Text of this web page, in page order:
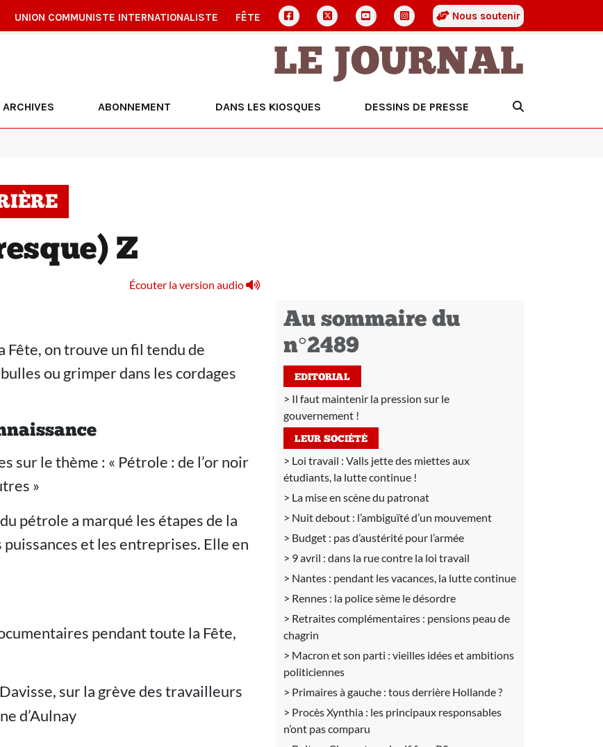
UNION COMMUNISTE INTERNATIONALISTE FÊTE Nous soutenir
LE JOURNAL
ARCHIVES ABONNEMENT DANS LES KIOSQUES DESSINS DE PRESSE
Z
Écouter la version audio
Fête, on trouve un fil tendu de
ou grimper dans les cordages
sur le thème : « Pétrole : de l’or noir
»
pétrole a marqué les étapes de la
et les entreprises. Elle en
pendant toute la Fête,
sur la grève des travailleurs
d’Aulnay
Au sommaire du
n°2489
EDITORIAL
Il faut maintenir la pression sur le
gouvernement !
LEUR SOCIÉTÉ
Loi travail : Valls jette des miettes aux
étudiants, la lutte continue !
La mise en scène du patronat
Nuit debout : l’ambiguïté d’un mouvement
Budget : pas d’austérité pour l’armée
9 avril : dans la rue contre la loi travail
Nantes : pendant les vacances, la lutte continue
Rennes : la police sème le désordre
Retraites complémentaires : pensions peau de
chagrin
Macron et son parti : vieilles idées et ambitions
politiciennes
Primaires à gauche : tous derrière Hollande ?
Procès Xynthia : les principaux responsables
n’ont pas comparu